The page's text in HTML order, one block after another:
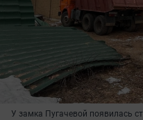
У замка Пугачевой появилась